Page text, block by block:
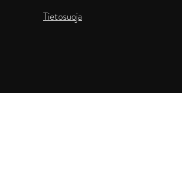
Tietosuoja